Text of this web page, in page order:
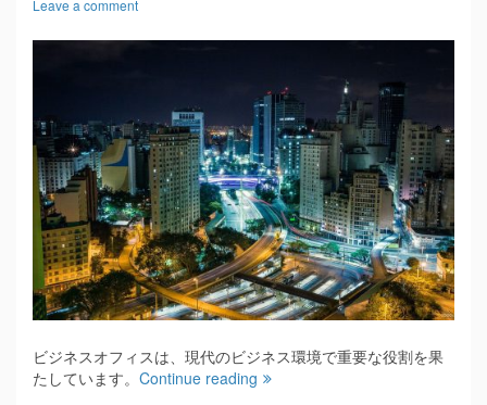
Leave a comment
ビジネスオフィスは、現代のビジネス環境で重要な役割を果
たしています。 Continue reading